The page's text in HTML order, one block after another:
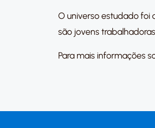
O universo estudado foi
são jovens
Para mais informações